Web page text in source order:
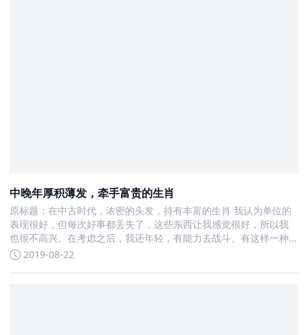
中晚年厚积薄发，牵手富贵的生肖
原标题：在中古时代，浓密的头发，持有丰富的生肖 我认为单位的
表现很好，但每次好事都丢失了，这些东西让我感觉很好，所以我
也很不高兴。在考虑之后，我还年轻，有能力去战斗。有这样一种
说法：有一个理想的地方
2019-08-22